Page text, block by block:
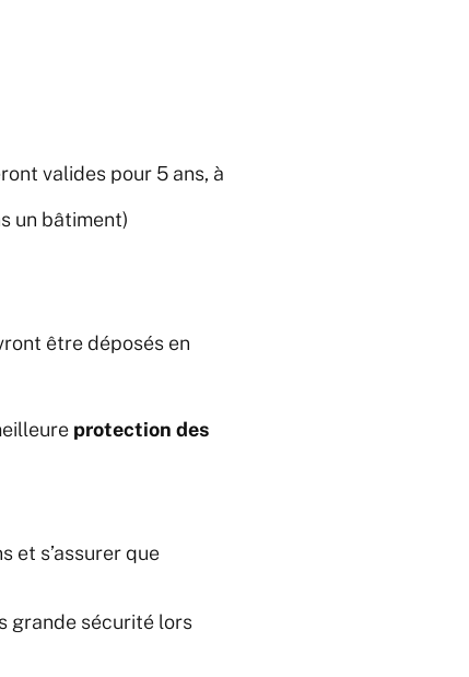
valides pour 5 ans, à
un bâtiment)
être déposés en
protection des
et s’assurer que
grande sécurité lors